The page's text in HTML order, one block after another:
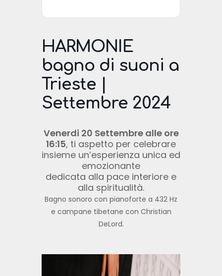
HARMONIE
bagno di suoni a
Trieste |
Settembre 2024
Venerdi 20 Settembre alle ore
16:15, ti aspetto per celebrare
insieme un’esperienza unica ed
emozionante
dedicata alla pace interiore e
alla spiritualità.
Bagno sonoro con pianoforte a 432 Hz
e campane tibetane con Christian
DeLord.